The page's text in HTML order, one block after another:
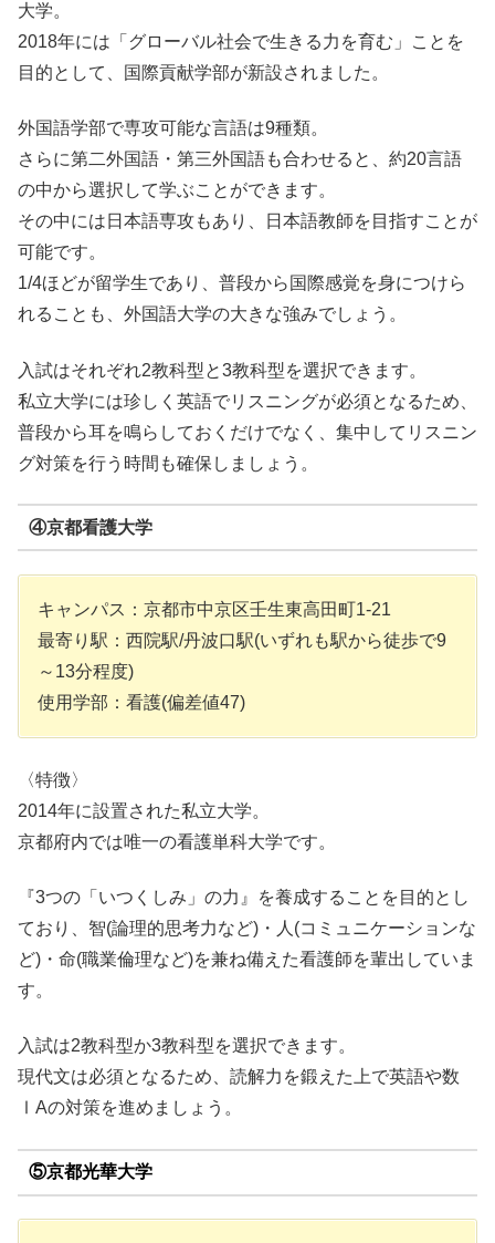
大学。
2018年には「グローバル社会で生きる力を育む」ことを
目的として、国際貢献学部が新設されました。
外国語学部で専攻可能な言語は9種類。
さらに第二外国語・第三外国語も合わせると、約20言語
の中から選択して学ぶことができます。
その中には日本語専攻もあり、日本語教師を目指すことが
可能です。
1/4ほどが留学生であり、普段から国際感覚を身につけら
れることも、外国語大学の大きな強みでしょう。
入試はそれぞれ2教科型と3教科型を選択できます。
私立大学には珍しく英語でリスニングが必須となるため、
普段から耳を鳴らしておくだけでなく、集中してリスニン
グ対策を行う時間も確保しましょう。
④京都看護大学
キャンパス：京都市中京区壬生東高田町1-21
最寄り駅：西院駅/丹波口駅(いずれも駅から徒歩で9
～13分程度)
使用学部：看護(偏差値47)
〈特徴〉
2014年に設置された私立大学。
京都府内では唯一の看護単科大学です。
『3つの「いつくしみ」の力』を養成することを目的とし
ており、智(論理的思考力など)・人(コミュニケーションな
ど)・命(職業倫理など)を兼ね備えた看護師を輩出していま
す。
入試は2教科型か3教科型を選択できます。
現代文は必須となるため、読解力を鍛えた上で英語や数
ⅠAの対策を進めましょう。
⑤京都光華大学